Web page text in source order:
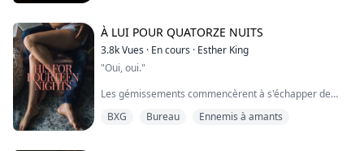
et mes cheveux habituellement impeccables ét...
À LUI POUR QUATORZE NUITS
3.8kVues · En cours · Esther King
"Oui, oui."
Les gémissements commencèrent à s'échapper de
voir ses expressions faciales dans l'obscurité, mais je
BXG Bureau Ennemis à amants